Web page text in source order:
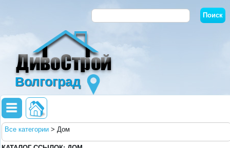
Волгоград
Все категории > Дом